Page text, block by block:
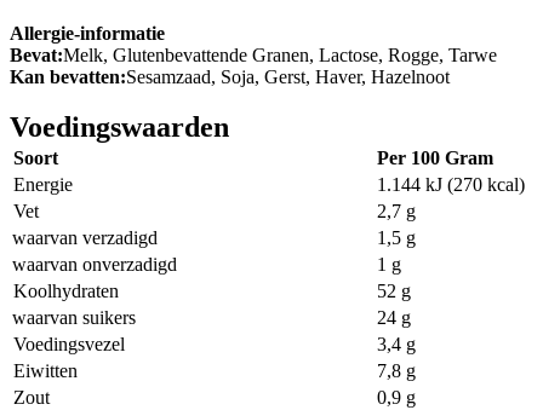
Allergie-informatie
Bevat:Melk, Glutenbevattende Granen, Lactose, Rogge, Tarwe
Kan bevatten:Sesamzaad, Soja, Gerst, Haver, Hazelnoot
Voedingswaarden
Soort
Per 100 Gram
Energie
1.144 kJ (270 kcal)
Vet
2,7 g
waarvan verzadigd
1,5 g
waarvan onverzadigd
1 g
Koolhydraten
52 g
waarvan suikers
24 g
Voedingsvezel
3,4 g
Eiwitten
7,8 g
Zout
0,9 g